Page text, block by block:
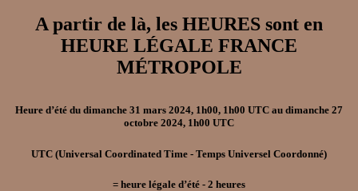
A partir de là, les HEURES sont en
HEURE LÉGALE FRANCE
MÉTROPOLE
Heure d’été du dimanche 31 mars 2024, 1h00, 1h00 UTC au dimanche 27
octobre 2024, 1h00 UTC
UTC (Universal Coordinated Time - Temps Universel Coordonné)
= heure légale d’été - 2 heures